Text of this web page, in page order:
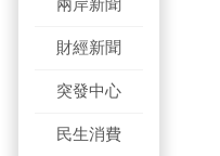
兩岸新聞
財經新聞
突發中心
民生消費